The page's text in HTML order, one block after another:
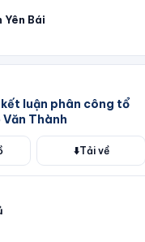
Yên Bái
luận phân công tổ
Thành
⬇️Tải về